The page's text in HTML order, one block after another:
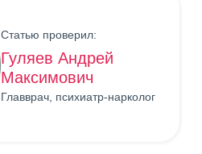
Статью проверил:
Гуляев Андрей
Максимович
Главврач, психиатр-нарколог